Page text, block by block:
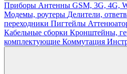
Приборы Антенны GSM, 3G, 4G,
Модемы, роутеры Делители,
переходники Пигтейлы
Кабельные сборки Кронштейны,
комплектующие Коммутация